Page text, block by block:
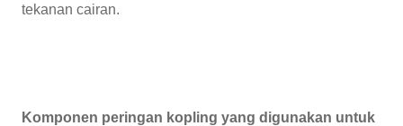
tekanan cairan.
Komponen peringan kopling yang digunakan untuk